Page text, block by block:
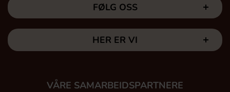
FØLG OSS
HER ER VI
VÅRE SAMARBEIDSPARTNERE